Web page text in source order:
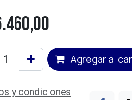
Agregar al
y condiciones